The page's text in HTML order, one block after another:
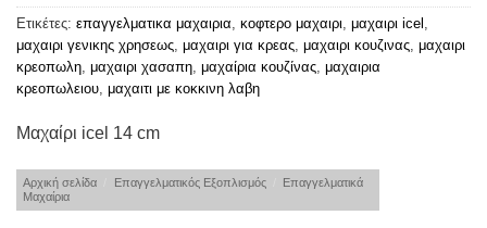
Ετικέτες: επαγγελματικα μαχαιρια, κοφτερο μαχαιρι, μαχαιρι icel ,
μαχαιρι γενικης χρησεως, μαχαιρι για κρεας, μαχαιρι κουζινας, μαχαιρι
κρεοπωλη, μαχαιρι χασαπη, μαχαίρια κουζίνας, μαχαιρια
κρεοπωλειου, μαχαιτι με κοκκινη λαβη
Μαχαίρι icel 14 cm
Αρχική σελίδα Επαγγελματικός Εξοπλισμός
Επαγγελματικά
Μαχαίρια